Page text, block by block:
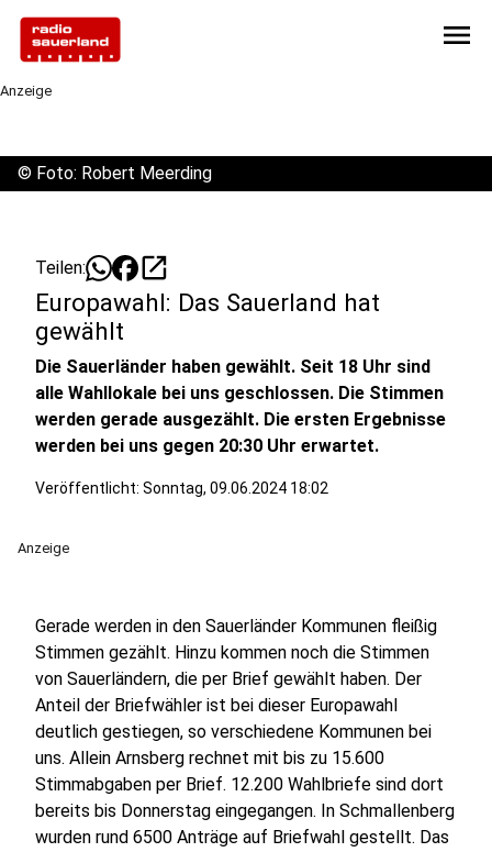
menu
Anzeige
© Foto: Robert Meerding
Teilen: open_in_new
Europawahl: Das Sauerland hat
gewählt
Die Sauerländer haben gewählt. Seit 18 Uhr sind
alle Wahllokale bei uns geschlossen. Die Stimmen
werden gerade ausgezählt. Die ersten Ergebnisse
werden bei uns gegen 20:30 Uhr erwartet.
Veröffentlicht: Sonntag, 09.06.2024 18:02
Anzeige
Gerade werden in den Sauerländer Kommunen fleißig
Stimmen gezählt. Hinzu kommen noch die Stimmen
von Sauerländern, die per Brief gewählt haben. Der
Anteil der Briefwähler ist bei dieser Europawahl
deutlich gestiegen, so verschiedene Kommunen bei
uns. Allein Arnsberg rechnet mit bis zu 15.600
Stimmabgaben per Brief. 12.200 Wahlbriefe sind dort
bereits bis Donnerstag eingegangen. In Schmallenberg
wurden rund 6500 Anträge auf Briefwahl gestellt. Das